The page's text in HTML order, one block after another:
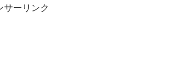
サーリンク